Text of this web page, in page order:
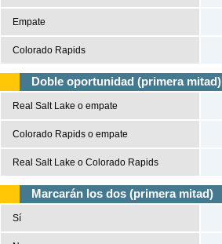
Empate
Colorado Rapids
Doble oportunidad (primera mitad)
Real Salt Lake o empate
Colorado Rapids o empate
Real Salt Lake o Colorado Rapids
Marcarán los dos (primera mitad)
Sí